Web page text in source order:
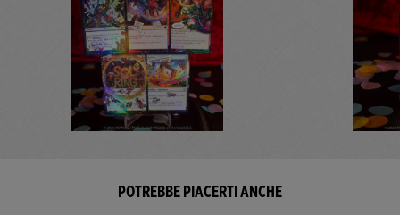
POTREBBE PIACERTI ANCHE